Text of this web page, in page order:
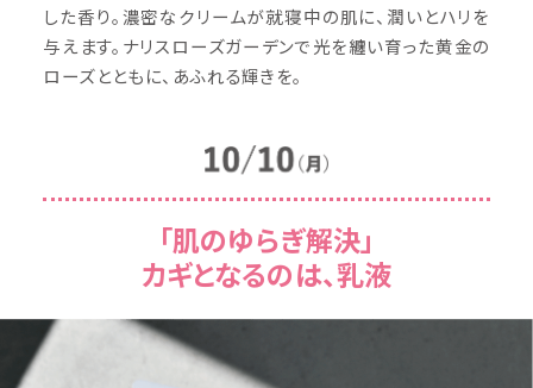
した香り。濃密なクリームが就寝中の肌に、潤いとハリを
与えます。ナリスローズガーデンで光を纏い育った黄金の
ローズとともに、あふれる輝きを。
「肌のゆらぎ解決」
カギとなるのは、乳液